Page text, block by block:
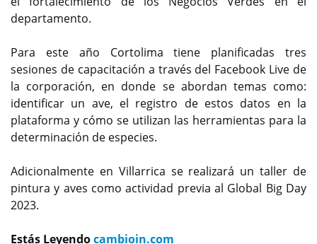
departamento.
Para este año Cortolima tiene planificadas tres
sesiones de capacitación a través del Facebook Live de
la corporación, en donde se abordan temas como:
identificar un ave, el registro de estos datos en la
plataforma y cómo se utilizan las herramientas para la
determinación de especies.
Adicionalmente en Villarrica se realizará un taller de
pintura y aves como actividad previa al Global Big Day
2023.
Estás Leyendocambioin.com